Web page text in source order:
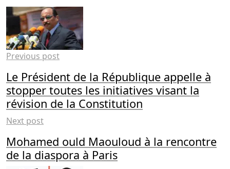
Previous post
Le Président de la République appelle à
stopper toutes les initiatives visant la
révision de la Constitution
Next post
Mohamed ould Maouloud à la rencontre
de la diaspora à Paris